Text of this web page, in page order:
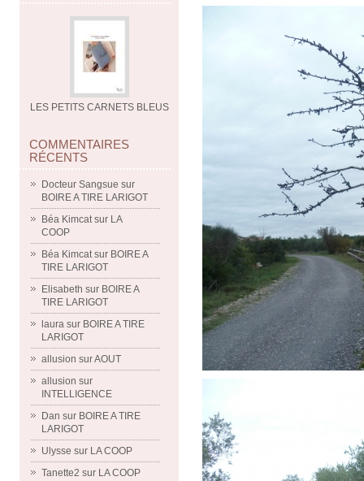
LES PETITS CARNETS BLEUS
COMMENTAIRES
RÉCENTS
Docteur Sangsue sur
BOIRE A TIRE LARIGOT
Béa Kimcatsur LA
COOP
Béa Kimcatsur BOIRE A
TIRE LARIGOT
Elisabeth sur BOIRE A
TIRE LARIGOT
laura sur BOIRE A TIRE
LARIGOT
allusion surAOUT
allusion sur
INTELLIGENCE
Dan sur BOIRE A TIRE
LARIGOT
Ulysse sur LA COOP
Tanette2 sur LA COOP